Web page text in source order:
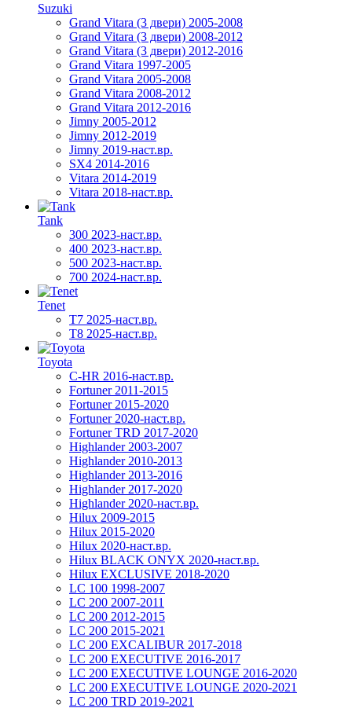
Suzuki
Grand Vitara (3 двери) 2005-2008
Grand Vitara (3 двери) 2008-2012
Grand Vitara (3 двери) 2012-2016
Grand Vitara 1997-2005
Grand Vitara 2005-2008
Grand Vitara 2008-2012
Grand Vitara 2012-2016
Jimny 2005-2012
Jimny 2012-2019
Jimny 2019-наст.вр.
SX4 2014-2016
Vitara 2014-2019
Vitara 2018-наст.вр.
Tank
300 2023-наст.вр.
400 2023-наст.вр.
500 2023-наст.вр.
700 2024-наст.вр.
Tenet
T7 2025-наст.вр.
T8 2025-наст.вр.
Toyota
C-HR 2016-наст.вр.
Fortuner 2011-2015
Fortuner 2015-2020
Fortuner 2020-наст.вр.
Fortuner TRD 2017-2020
Highlander 2003-2007
Highlander 2010-2013
Highlander 2013-2016
Highlander 2017-2020
Highlander 2020-наст.вр.
Hilux 2009-2015
Hilux 2015-2020
Hilux 2020-наст.вр.
Hilux BLACK ONYX 2020-наст.вр.
Hilux EXCLUSIVE 2018-2020
LC 100 1998-2007
LC 200 2007-2011
LC 200 2012-2015
LC 200 2015-2021
LC 200 EXCALIBUR 2017-2018
LC 200 EXECUTIVE 2016-2017
LC 200 EXECUTIVE LOUNGE 2016-2020
LC 200 EXECUTIVE LOUNGE 2020-2021
LC 200 TRD 2019-2021